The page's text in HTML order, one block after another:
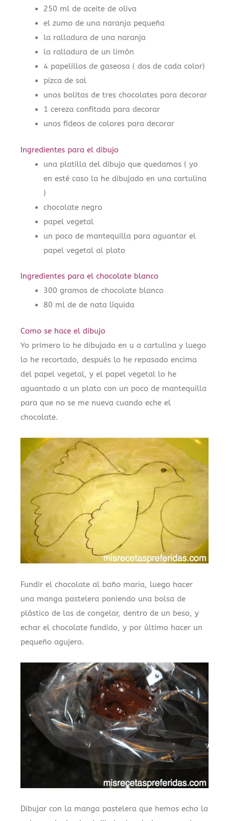
250 ml de aceite de oliva
el zumo de una naranja pequeña
la ralladura de una naranja
la ralladura de un limón
4 papelillos de gaseosa ( dos de cada color)
pizca de sal
unos bolitas de tres chocolates para decorar
1 cereza confitada para decorar
unos fideos de colores para decorar
Ingredientes para el dibujo
una platilla del dibujo que quedamos ( yo
en esté caso la he dibujado en una cartulina
)
chocolate negro
papel vegetal
un poco de mantequilla para aguantar el
papel vegetal al plato
Ingredientes para el chocolate blanco
300 gramos de chocolate blanco
80 ml de de nata líquida
Como se hace el dibujo
Yo primero lo he dibujado en u a cartulina y luego
lo he recortado, después lo he repasado encima
del papel vegetal, y el papel vegetal lo he
aguantado a un plato con un poco de mantequilla
para que no se me nueva cuando eche el
chocolate.
Fundir el chocolate al baño maria, luego hacer
una manga pastelera poniendo una bolsa de
plástico de las de congelar, dentro de un beso, y
echar el chocolate fundido, y por último hacer un
pequeño agujero.
Dibujar con la manga pastelera que hemos echo la